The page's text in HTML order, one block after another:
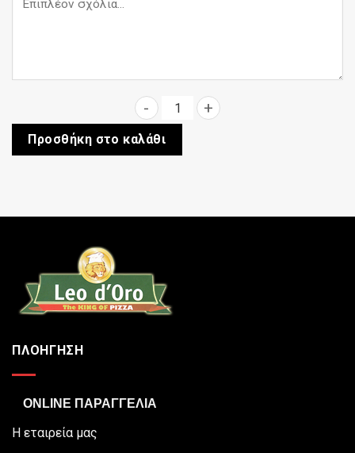
Coca-Cola 500ml ποσότητα
Προσθήκη στο καλάθι
ΠΛΟΗΓΗΣΗ
ONLINE ΠΑΡΑΓΓΕΛΙΑ
Η εταιρεία μας